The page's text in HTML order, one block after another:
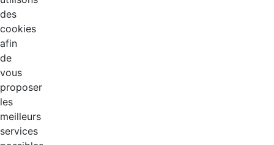
des
cookies
afin
de
vous
proposer
les
meilleurs
services